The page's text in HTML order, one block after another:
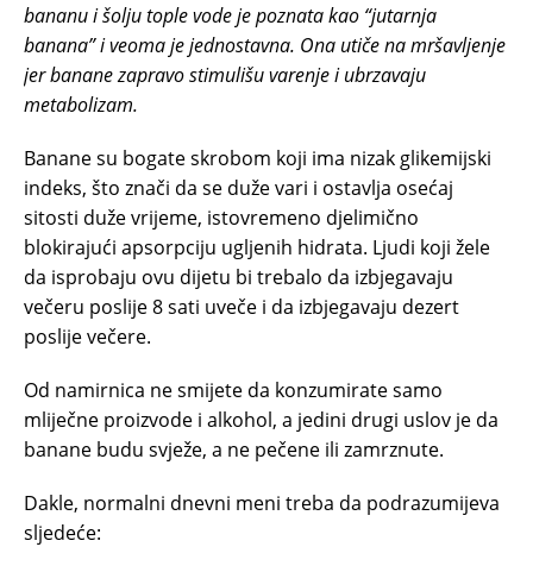
bananu i šolju tople vode je poznata kao “jutarnja
banana” i veoma je jednostavna. Ona utiče na mršavljenje
jer banane zapravo stimulišu varenje i ubrzavaju
metabolizam.
Banane su bogate skrobom koji ima nizak glikemijski
indeks, što znači da se duže vari i ostavlja osećaj
sitosti duže vrijeme, istovremeno djelimično
blokirajući apsorpciju ugljenih hidrata. Ljudi koji žele
da isprobaju ovu dijetu bi trebalo da izbjegavaju
večeru poslije 8 sati uveče i da izbjegavaju dezert
poslije večere.
Od namirnica ne smijete da konzumirate samo
mliječne proizvode i alkohol, a jedini drugi uslov je da
banane budu svježe, a ne pečene ili zamrznute.
Dakle, normalni dnevni meni treba da podrazumijeva
sljedeće: